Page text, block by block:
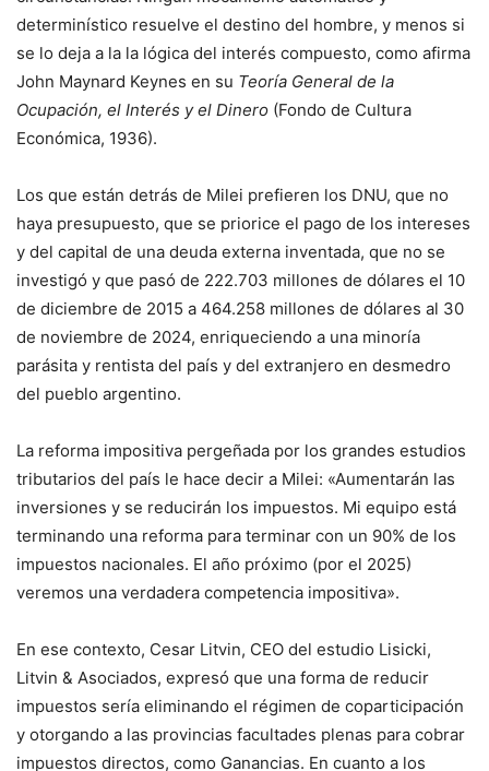
determinístico resuelve el destino del hombre, y menos si
se lo deja a la la lógica del interés compuesto, como afirma
John Maynard Keynes en su Teoría General de la
Ocupación, el Interés y el Dinero (Fondo de Cultura
Económica, 1936).
Los que están detrás de Milei prefieren los DNU, que no
haya presupuesto, que se priorice el pago de los intereses
y del capital de una deuda externa inventada, que no se
investigó y que pasó de 222.703 millones de dólares el 10
de diciembre de 2015 a 464.258 millones de dólares al 30
de noviembre de 2024, enriqueciendo a una minoría
parásita y rentista del país y del extranjero en desmedro
del pueblo argentino.
La reforma impositiva pergeñada por los grandes estudios
tributarios del país le hace decir a Milei: «Aumentarán las
inversiones y se reducirán los impuestos. Mi equipo está
terminando una reforma para terminar con un 90% de los
impuestos nacionales. El año próximo (por el 2025)
veremos una verdadera competencia impositiva».
En ese contexto, Cesar Litvin, CEO del estudio Lisicki,
Litvin & Asociados, expresó que una forma de reducir
impuestos sería eliminando el régimen de coparticipación
y otorgando a las provincias facultades plenas para cobrar
impuestos directos, como Ganancias. En cuanto a los